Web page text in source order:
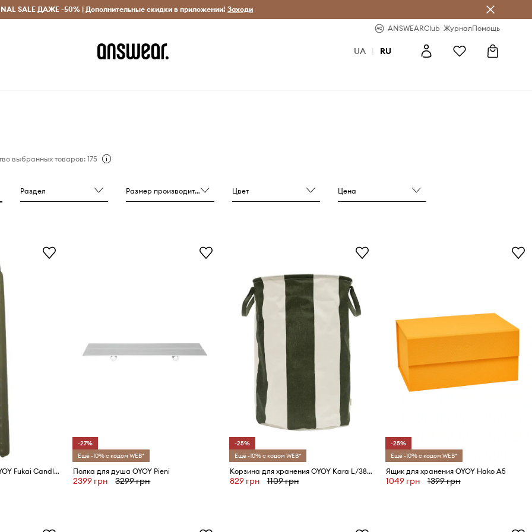
Исключительно оригинальные товары Экономь с Answear Club
SALE ДАЖЕ -50% | Дополнительные скидки в приложении! Заходи
ANSWEARClub ЖурналПомощь
UA | RU
выбранных товаров: 175
Раздел Размер производителя Цвет Цена
Декоративная свеча OYOY Fukai Candles M 2 шт
-27%
Ещё -10% с кодом WEB*
Полка для душа OYOY Pieni
2399 грн 3299 грн
-25%
Ещё -10% с кодом WEB*
Корзина для хранения OYOY Kara L/38 x 38 x 54 cm
829 грн 1109 грн
-25%
Ещё -10% с кодом WEB*
Ящик для хранения OYOY Hako A5
1049 грн 1399 грн